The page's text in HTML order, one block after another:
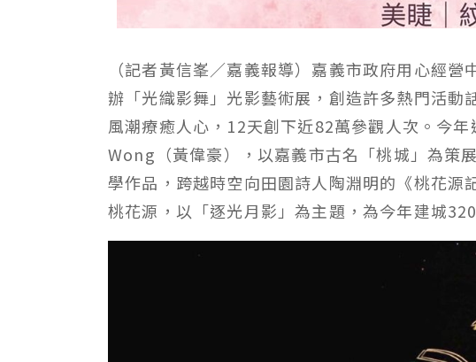
（記者黃信峯／嘉義報導）嘉義市政府用心經
辦「光織影舞」光影藝術展，創造許多熱門活動
風潮療癒人心，12天創下近82萬參觀人次。今
Wong（黃偉豪），以嘉義市古名「桃城」為策
學作品，跨越時空向田園詩人陶淵明的《桃花源
桃花源，以「逐光月影」為主題，為今年建城